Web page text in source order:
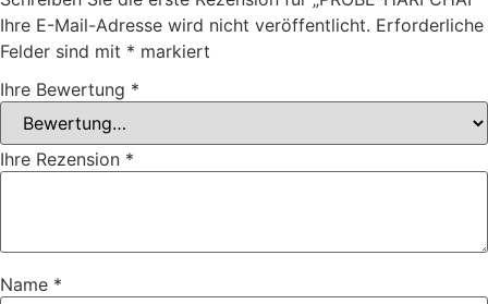
Ihre E-Mail-Adresse wird nicht veröffentlicht. Erforderliche
Felder sind mit * markiert
Ihre Bewertung *
Ihre Rezension *
Name *